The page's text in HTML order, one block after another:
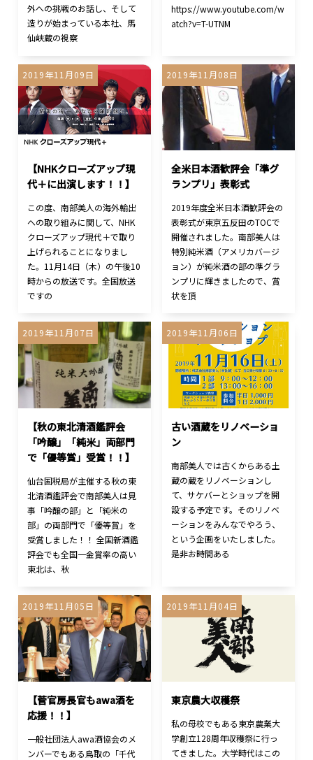
外への挑戦のお話し、そして
造りが始まっている本社、馬
仙峡蔵の視察
https://www.youtube.com/w
atch?v=T-UTNM
2019年11月09日
【NHKクローズアップ現
代＋に出演します！！】
この度、南部美人の海外輸出
への取り組みに関して、NHK
クローズアップ現代＋で取り
上げられることになりまし
た。11月14日（木）の午後10
時からの放送です。全国放送
ですの
2019年11月08日
全米日本酒歓評会「準グ
ランプリ」表彰式
2019年度全米日本酒歓評会の
表彰式が東京五反田のTOCで
開催されました。南部美人は
特別純米酒（アメリカバージ
ョン）が純米酒の部の準グラ
ンプリに輝きましたので、賞
状を頂
2019年11月07日
【秋の東北清酒鑑評会
「吟醸」「純米」両部門
で「優等賞」受賞！！】
仙台国税局が主催する秋の東
北清酒鑑評会で南部美人は見
事「吟醸の部」と「純米の
部」の両部門で「優等賞」を
受賞しました！！ 全国新酒鑑
評会でも全国一金賞率の高い
東北は、秋
2019年11月06日
古い酒蔵をリノベーショ
ン
南部美人では古くからある土
蔵の蔵をリノベーションし
て、サケバーとショップを開
設する予定です。そのリノベ
ーションをみんなでやろう、
という企画をいたしました。
是非お時間ある
2019年11月05日
【菅官房長官もawa酒を
応援！！】
一般社団法人awa酒協会のメ
ンバーでもある鳥取の「千代
2019年11月04日
東京農大収穫祭
私の母校でもある東京農業大
学創立128周年収穫祭に行っ
てきました。大学時代はこの